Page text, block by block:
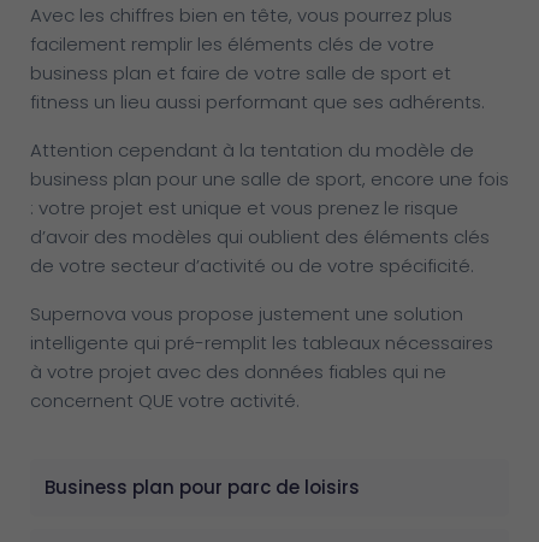
Avec les chiffres bien en tête, vous pourrez plus
facilement remplir les éléments clés de votre
business plan et faire de votre salle de sport et
fitness un lieu aussi performant que ses adhérents.
Attention cependant à la tentation du modèle de
business plan pour une salle de sport, encore une fois
: votre projet est unique et vous prenez le risque
d’avoir des modèles qui oublient des éléments clés
de votre secteur d’activité ou de votre spécificité.
Supernova vous propose justement une solution
intelligente qui pré-remplit les tableaux nécessaires
à votre projet avec des données fiables qui ne
concernent QUE votre activité.
Business plan pour parc de loisirs